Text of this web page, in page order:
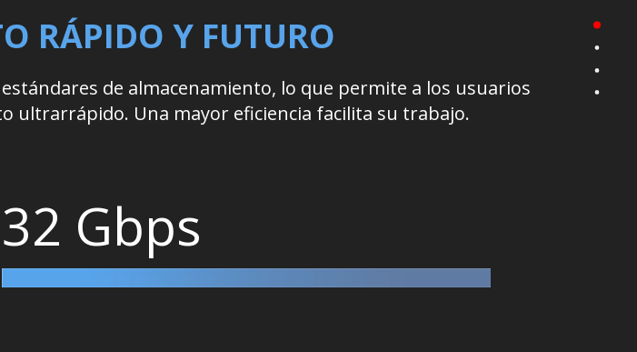
RÁPIDO Y FUTURO
de almacenamiento, lo que permite a los usuarios
ultrarrápido. Una mayor eficiencia facilita su trabajo.
32 Gbps